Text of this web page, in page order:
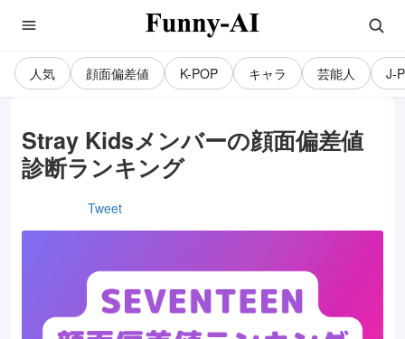
人気 顔面偏差値 K-POP キャラ 芸能人 J-
Stray Kidsメンバーの顔面偏差値
診断ランキング
Tweet